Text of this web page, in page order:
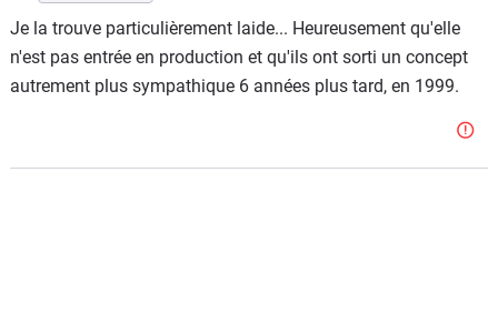
Je la trouve particulièrement laide... Heureusement qu'elle
n'est pas entrée en production et qu'ils ont sorti un concept
autrement plus sympathique 6 années plus tard, en 1999.